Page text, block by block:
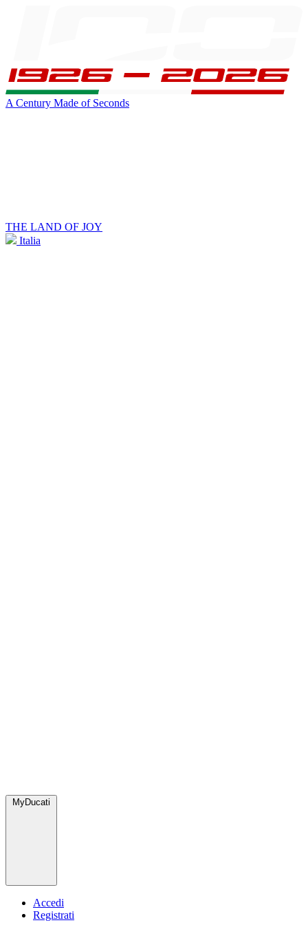
A Century Made of Seconds
THE LAND OF JOY
Italia
MyDucati
Accedi
Registrati